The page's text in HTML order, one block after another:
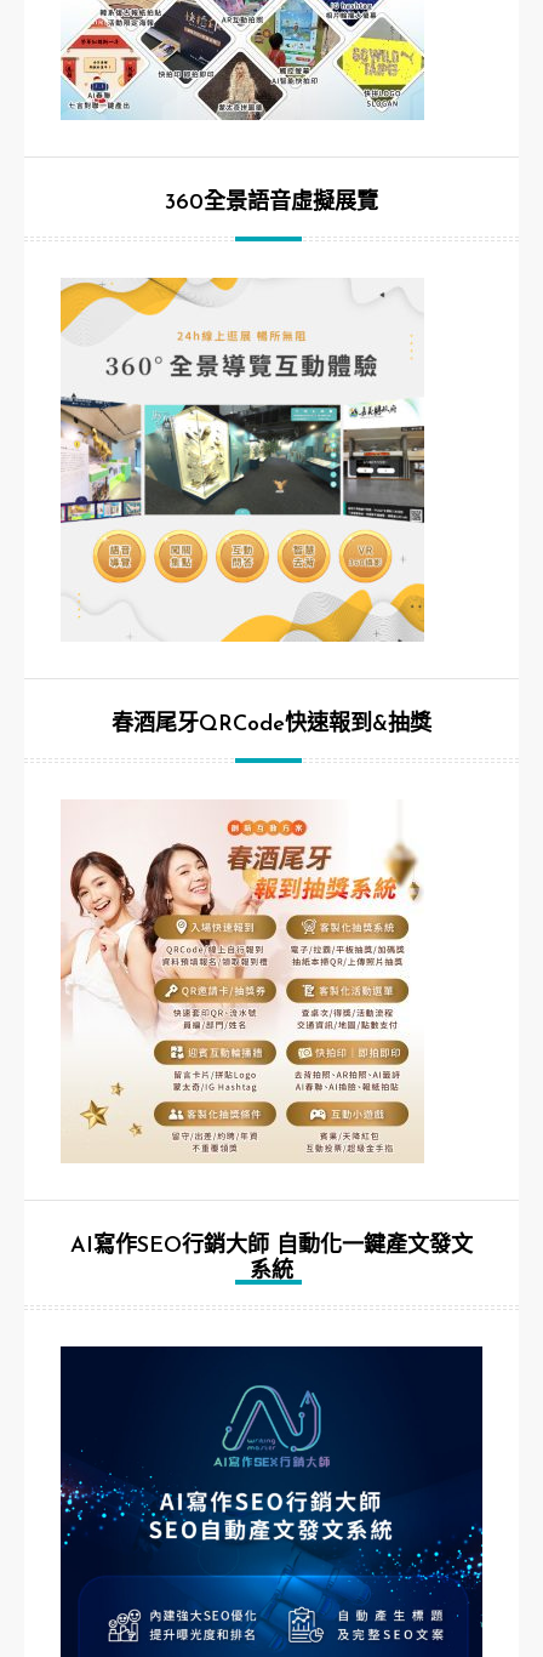
360全景語音虛擬展覽
春酒尾牙QRCode快速報到&抽獎
AI寫作SEO行銷大師 自動化一鍵產文發文
系統